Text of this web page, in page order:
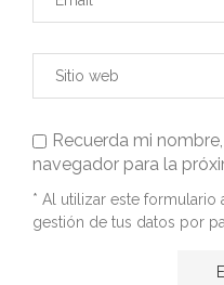
Recuerda mi
navegador para la
* Al utilizar este formulario
gestión de tus datos por